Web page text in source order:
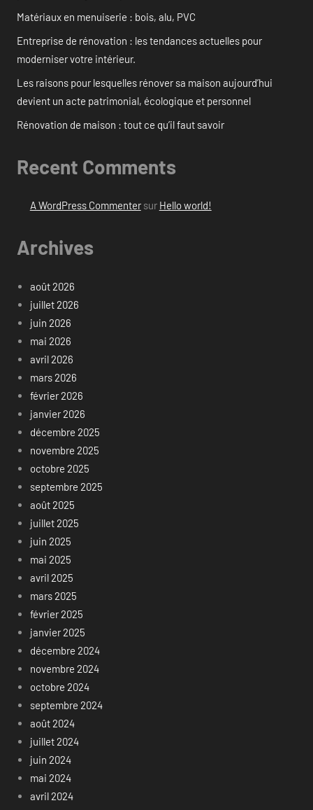
Matériaux en menuiserie : bois, alu, PVC
Entreprise de rénovation : les tendances actuelles pour
moderniser votre intérieur.
Les raisons pour lesquelles rénover sa maison aujourd’hui
devient un acte patrimonial, écologique et personnel
Rénovation de maison : tout ce qu’il faut savoir
Recent Comments
A WordPress Commentersur Hello world!
Archives
août 2026
juillet 2026
juin 2026
mai 2026
avril 2026
mars 2026
février 2026
janvier 2026
décembre 2025
novembre 2025
octobre 2025
septembre 2025
août 2025
juillet 2025
juin 2025
mai 2025
avril 2025
mars 2025
février 2025
janvier 2025
décembre 2024
novembre 2024
octobre 2024
septembre 2024
août 2024
juillet 2024
juin 2024
mai 2024
avril 2024